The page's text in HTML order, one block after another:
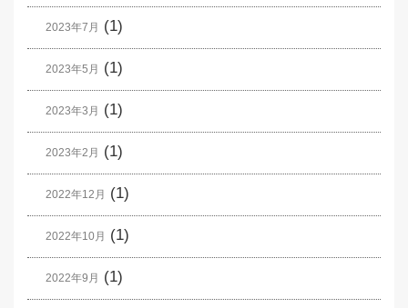
2023年7月 (1)
2023年5月 (1)
2023年3月 (1)
2023年2月 (1)
2022年12月 (1)
2022年10月 (1)
2022年9月 (1)